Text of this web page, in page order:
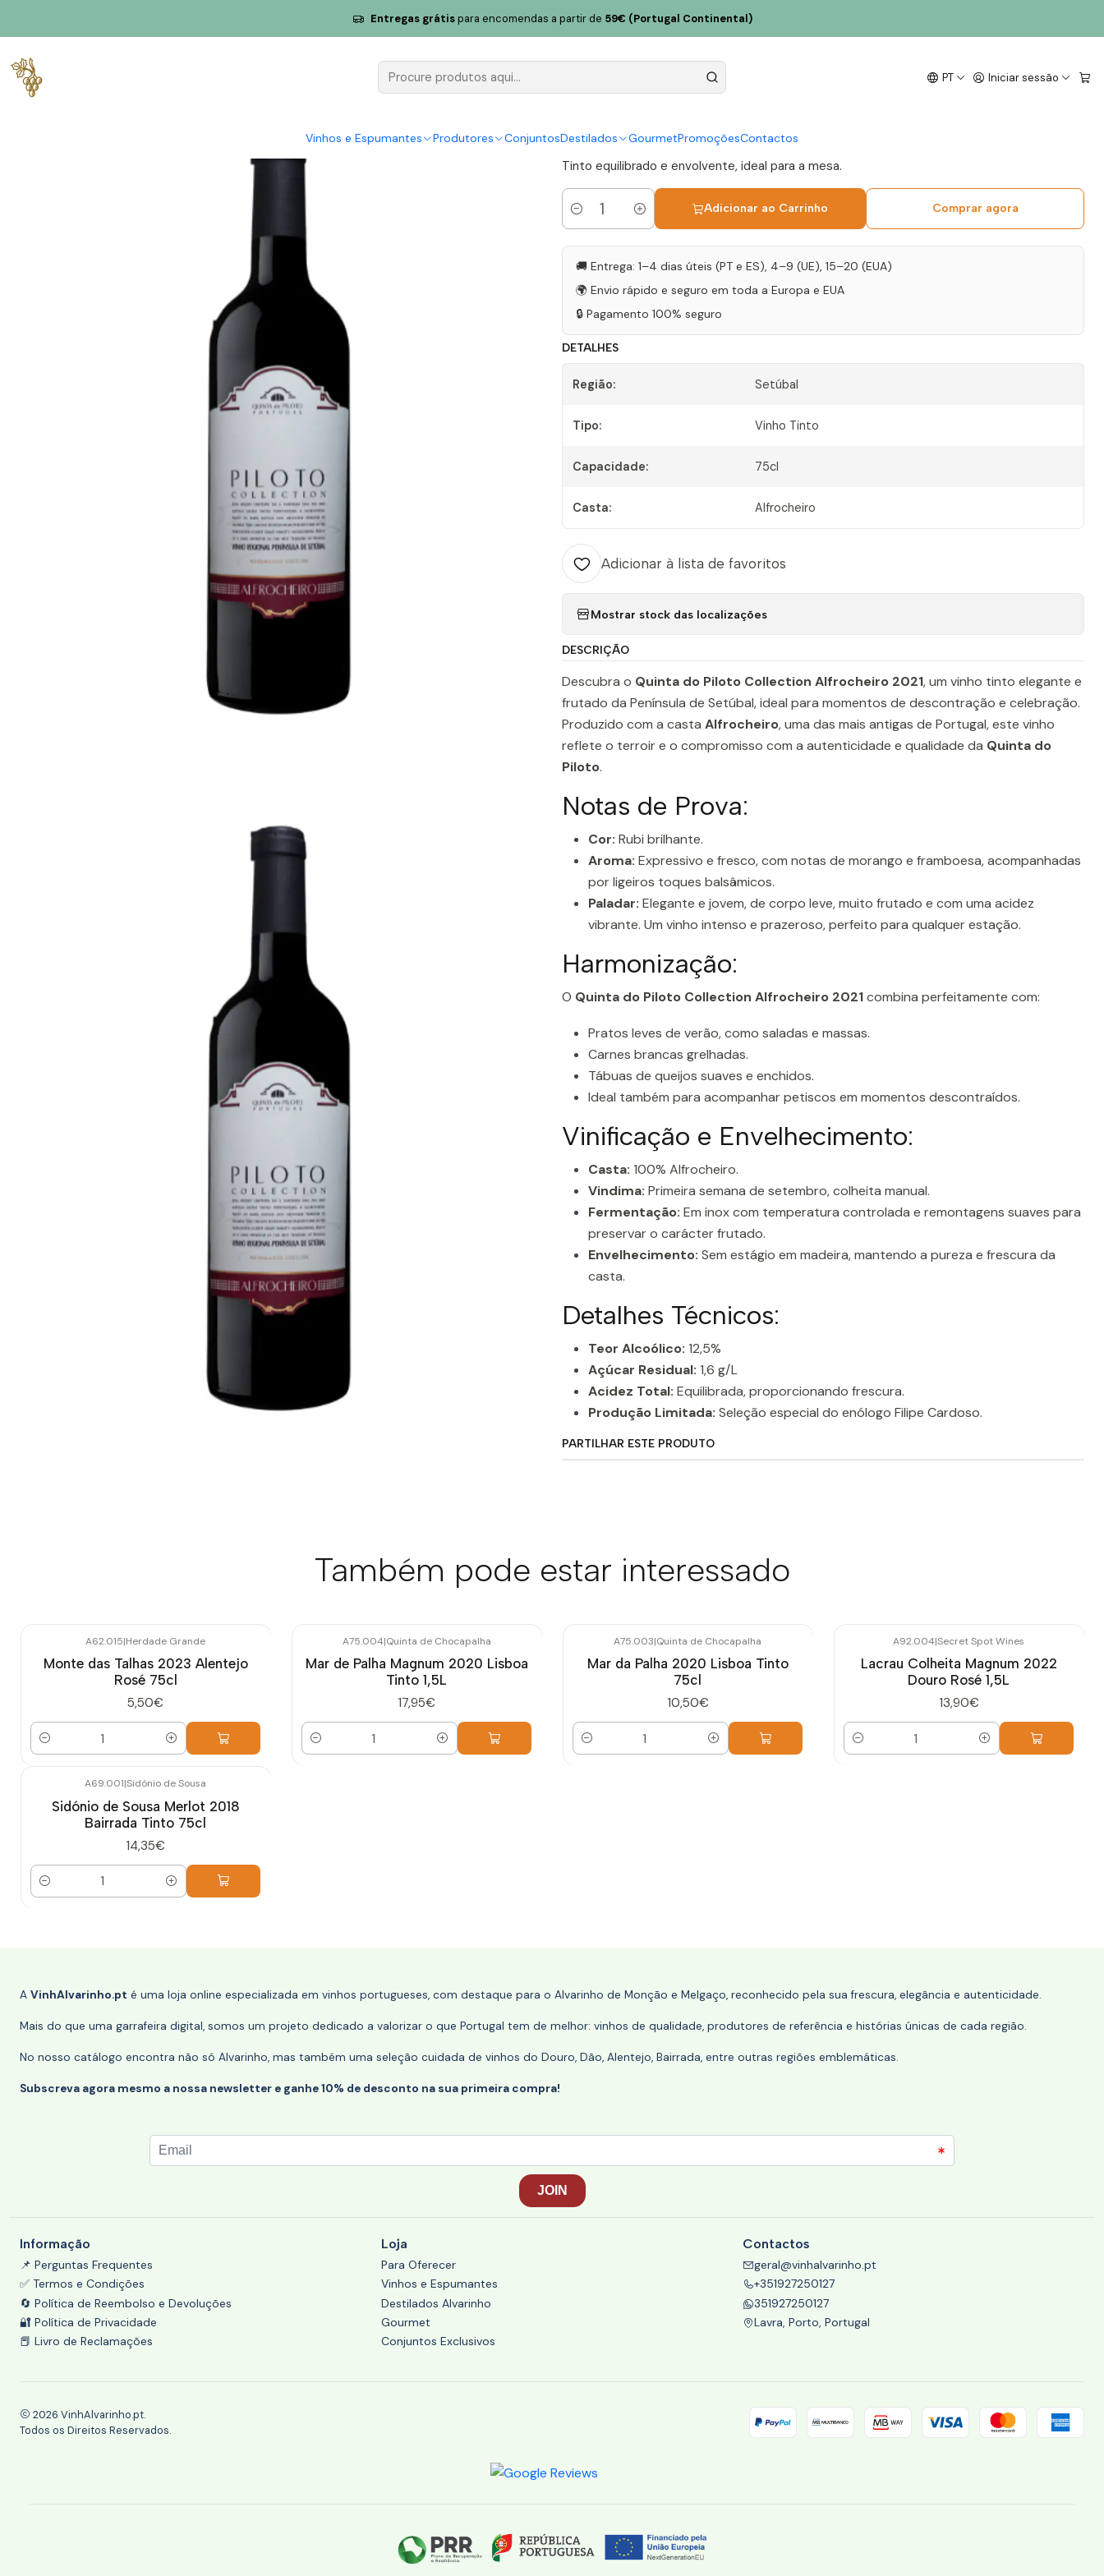
PT Iniciar sessão
Vinhos e Espumantes Produtores ConjuntosDestilados GourmetPromoçõesContactos
Entregas grátispara encomendas a partir de 59€ (Portugal Continental)
Quinta do Piloto Collection Alfrocheiro 2021 Setúbal Tinto 75cl
Quinta do Piloto Collection
|
Tinto equilibrado e envolvente, ideal para a mesa.
Quantidade
Adicionar ao Carrinho Comprar agora
🚚 Entrega: 1–4 dias úteis (PT e ES), 4–9 (UE), 15–20 (EUA)
🌍 Envio rápido e seguro em toda a Europa e EUA
🔒 Pagamento 100% seguro
DETALHES
Região: Setúbal
Tipo: Vinho Tinto
Capacidade: 75cl
Casta: Alfrocheiro
Adicionar à lista de favoritos
Mostrar stock das localizações
DESCRIÇÃO
Descubra o Quinta do Piloto Collection Alfrocheiro 2021, um vinho tinto elegante e
frutado da Península de Setúbal, ideal para momentos de descontração e celebração.
Produzido com a casta Alfrocheiro, uma das mais antigas de Portugal, este vinho
reflete o terroir e o compromisso com a autenticidade e qualidade da Quinta do
Piloto.
Notas de Prova:
Cor: Rubi brilhante.
Aroma: Expressivo e fresco, com notas de morango e framboesa, acompanhadas
por ligeiros toques balsâmicos.
Paladar: Elegante e jovem, de corpo leve, muito frutado e com uma acidez
vibrante. Um vinho intenso e prazeroso, perfeito para qualquer estação.
Harmonização:
O Quinta do Piloto Collection Alfrocheiro 2021combina perfeitamente com:
Pratos leves de verão, como saladas e massas.
Carnes brancas grelhadas.
Tábuas de queijos suaves e enchidos.
Ideal também para acompanhar petiscos em momentos descontraídos.
Vinificação e Envelhecimento:
Casta: 100% Alfrocheiro.
Vindima: Primeira semana de setembro, colheita manual.
Fermentação: Em inox com temperatura controlada e remontagens suaves para
preservar o carácter frutado.
Envelhecimento: Sem estágio em madeira, mantendo a pureza e frescura da
casta.
Detalhes Técnicos:
Teor Alcoólico: 12,5%
Açúcar Residual: 1,6 g/L
Acidez Total: Equilibrada, proporcionando frescura.
Produção Limitada: Seleção especial do enólogo Filipe Cardoso.
PARTILHAR ESTE PRODUTO
Também pode estar interessado
A62.015|Herdade Grande
Monte das Talhas 2023 Alentejo
Rosé 75cl
5,50€
Quantidade
A75.004|Quinta de Chocapalha
Mar de Palha Magnum 2020 Lisboa
Tinto 1,5L
17,95€
Quantidade
A75.003|Quinta de Chocapalha
Mar da Palha 2020 Lisboa Tinto
75cl
10,50€
Quantidade
A92.004|Secret Spot Wines
Lacrau Colheita Magnum 2022
Douro Rosé 1,5L
13,90€
Quantidade
A69.001|Sidónio de Sousa
Sidónio de Sousa Merlot 2018
Bairrada Tinto 75cl
14,35€
Quantidade
A VinhAlvarinho.pt é uma loja online especializada em vinhos portugueses, com destaque para o Alvarinho de Monção e Melgaço, reconhecido pela sua frescura, elegância e autenticidade.
Mais do que uma garrafeira digital, somos um projeto dedicado a valorizar o que Portugal tem de melhor: vinhos de qualidade, produtores de referência e histórias únicas de cada região.
No nosso catálogo encontra não só Alvarinho, mas também uma seleção cuidada de vinhos do Douro, Dão, Alentejo, Bairrada, entre outras regiões emblemáticas.
Subscreva agora mesmo a nossa newsletter e ganhe 10% de desconto na sua primeira compra!
Informação
📌 Perguntas Frequentes
✅ Termos e Condições
🔄 Política de Reembolso e Devoluções
🔐 Política de Privacidade
📕 Livro de Reclamações
Loja
Para Oferecer
Vinhos e Espumantes
Destilados Alvarinho
Gourmet
Conjuntos Exclusivos
Contactos
geral@vinhalvarinho.pt
+351927250127
351927250127
Lavra, Porto, Portugal
2026 VinhAlvarinho.pt.
Todos os Direitos Reservados.